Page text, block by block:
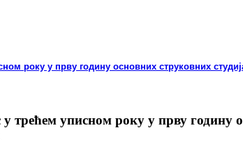
року у прву годину основних струковних
трећем уписном року у прву годину